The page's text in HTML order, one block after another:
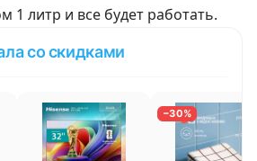
1 литр и все будет работать.
со скидками
−30%